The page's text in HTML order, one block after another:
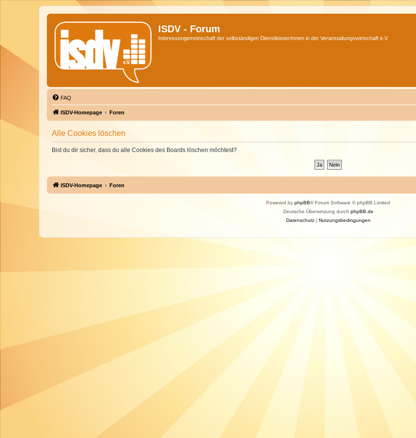
ISDV - Forum
Interessengemeinschaft der selbständigen Dienstleister/Innen in der Veranstaltungswirtschaft e.V.
FAQ
ISDV-Homepage Foren
Alle Cookies löschen
Bist du dir sicher, dass du alle Cookies des Boards löschen möchtest?
ISDV-Homepage Foren
Powered by phpBB® Forum Software © phpBB Limited
Deutsche Übersetzung durch phpBB.de
Datenschutz| Nutzungsbedingungen